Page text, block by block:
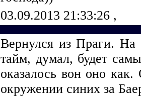
03.09.2013 21:33:26 ,
Вернулся из Праги. На
тайм, думал, будет
оказалось вон оно
окружении синих за